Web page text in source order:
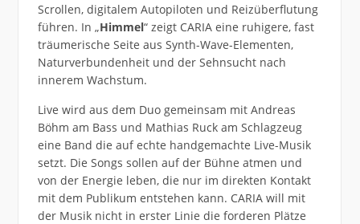
Scrollen, digitalem Autopiloten und Reizüberflutung
führen. In „Himmel“ zeigt CARIA eine ruhigere, fast
träumerische Seite aus Synth-Wave-Elementen,
Naturverbundenheit und der Sehnsucht nach
innerem Wachstum.
Live wird aus dem Duo gemeinsam mit Andreas
Böhm am Bass und Mathias Ruck am Schlagzeug
eine Band die auf echte handgemachte Live-Musik
setzt. Die Songs sollen auf der Bühne atmen und
von der Energie leben, die nur im direkten Kontakt
mit dem Publikum entstehen kann. CARIA will mit
der Musik nicht in erster Linie die forderen Plätze